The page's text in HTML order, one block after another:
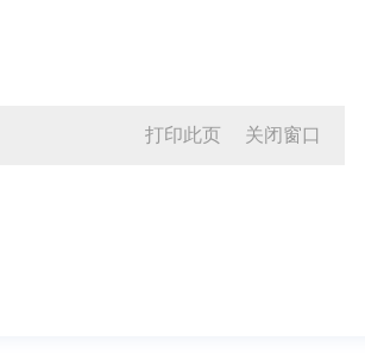
打印此页 关闭窗口